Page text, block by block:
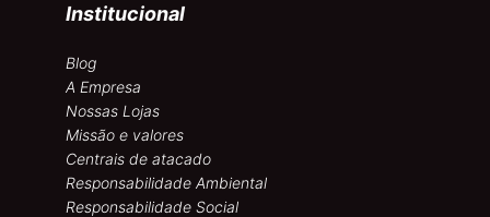
Institucional
Blog
A Empresa
Nossas Lojas
Missão e valores
Centrais de atacado
Responsabilidade Ambiental
Responsabilidade Social